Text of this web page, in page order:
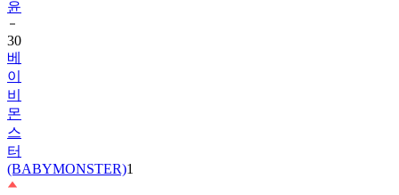
30
베
이
비
몬
스
터
(BABYMONSTER)
31
정